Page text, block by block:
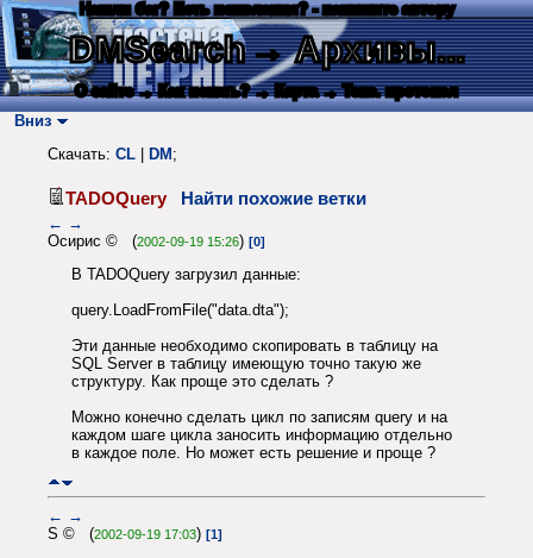
Нашли баг? Есть пожелания? - напишите автору
DMSearch→ Архивы...
О сайте → Как искать? → Карта → Текс. протокол
Вниз
Скачать: CL DM ;
TADOQuery Найти похожие ветки
← →
Осирис © (2002-09-19 15:26) [0]
В TADOQuery загрузил данные:
query.LoadFromFile("data.dta");
Эти данные необходимо скопировать в таблицу на
SQL Server в таблицу имеющую точно такую же
структуру. Как проще это сделать ?
Можно конечно сделать цикл по записям query и на
каждом шаге цикла заносить информацию отдельно
в каждое поле. Но может есть решение и проще ?
← →
S © (2002-09-19 17:03) [1]